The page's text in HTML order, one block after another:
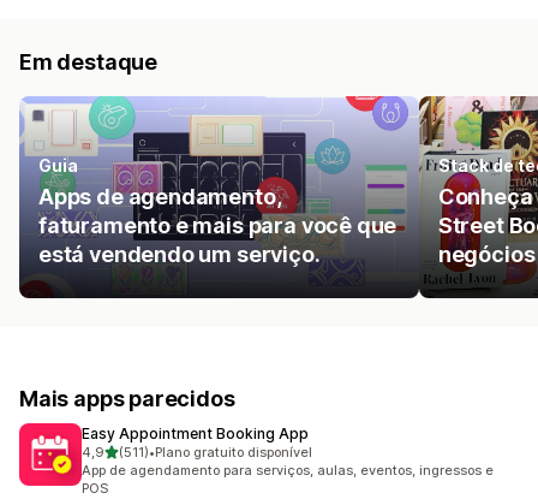
Em destaque
Guia
Apps de agendamento,
faturamento e mais para você que
está vendendo um serviço.
Stack de
Conheça
Street
Mais apps parecidos
Easy Appointment Booking App
4,9de 5 estrelas
(511)
511 avaliações ao todo
•Plano gratuito disponível
App de agendamento para serviços, aulas, eventos, ingressos e
POS